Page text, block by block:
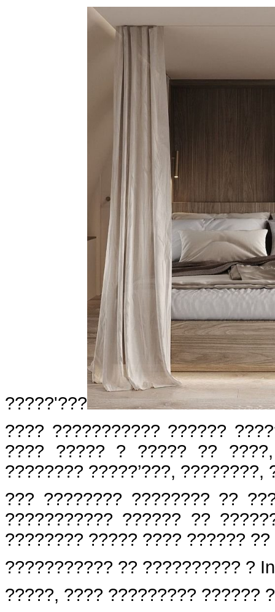
?????'???
???? ??????????? ??????
???? ????? ? ????? ?? ????,
???????? ?????’???, ????????,
??? ???????? ???????? ??
??????????? ?????? ??
???????? ????? ???? ??????
??????????? ?? ?????????? ?
?????, ???? ????????? ??????